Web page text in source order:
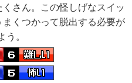
くさん。この怪しげなスイッ
まくつかって脱出する必要が
う。